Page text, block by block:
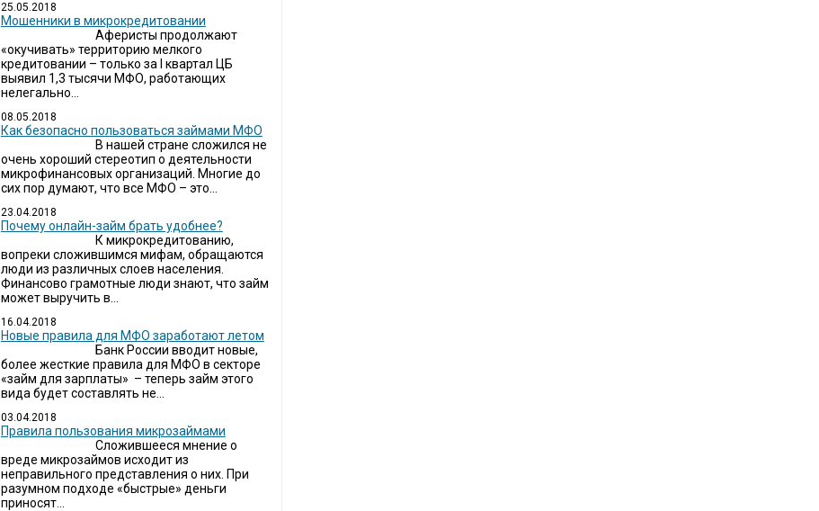
25.05.2018
Мошенники в микрокредитовании
Аферисты продолжают
«окучивать» территорию мелкого
кредитовании – только за I квартал ЦБ
выявил 1,3 тысячи МФО, работающих
нелегально...
08.05.2018
Как безопасно пользоваться займами МФО
В нашей стране сложился не
очень хороший стереотип о деятельности
микрофинансовых организаций. Многие до
сих пор думают, что все МФО – это...
23.04.2018
Почему онлайн-займ брать удобнее?
К микрокредитованию,
вопреки сложившимся мифам, обращаются
люди из различных слоев населения.
Финансово грамотные люди знают, что займ
может выручить в...
16.04.2018
Новые правила для МФО заработают летом
Банк России вводит новые,
более жесткие правила для МФО в секторе
«займ для зарплаты» – теперь займ этого
вида будет составлять не...
03.04.2018
​Правила пользования микрозаймами
Сложившееся мнение о
вреде микрозаймов исходит из
неправильного представления о них. При
разумном подходе «быстрые» деньги
приносят...